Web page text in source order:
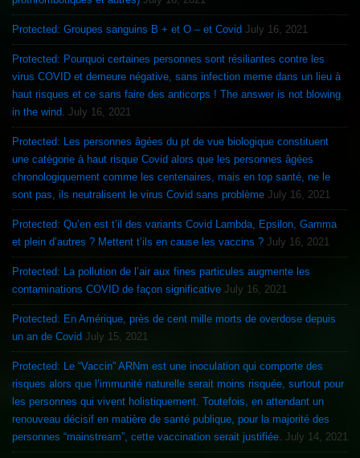
Protected: Groupes sanguins B + et O – et Covid July 16, 2021
Protected: Pourquoi certaines personnes sont résiliantes contre les
virus COVID et demeure négative, sans infection meme dans un lieu à
haut risques et ce sans faire des anticorps ! The answer is not blowing
in the wind. July 16, 2021
Protected: Les personnes âgées du pt de vue biologique constituent
une catégorie à haut risque Covid alors que les personnes âgées
chronologiquement comme les centenaires, mais en top santé, ne le
sont pas, ils neutralisent le virus Covid sans problème July 16, 2021
Protected: Qu’en est t’il des variants Covid Lambda, Epsilon, Gamma
et plein d’autres ? Mettent t’ils en cause les vaccins ? July 16, 2021
Protected: La pollution de l’air aux fines particules augmente les
contaminations COVID de façon significative July 16, 2021
Protected: En Amérique, près de cent mille morts de overdose depuis
un an de Covid July 15, 2021
Protected: Le “Vaccin” ARNm est une inoculation qui comporte des
risques alors que l’immunité naturelle serait moins risquée, surtout pour
les personnes qui vivent holistiquement. Toutefois, en attendant un
renouveau décisif en matière de santé publique, pour la majorité des
personnes “mainstream”, cette vaccination serait justifiée. July 14, 2021